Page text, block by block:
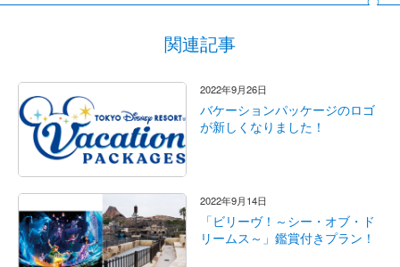
関連記事
2022年9月26日
バケーションパッケージのロゴ
が新しくなりました！
2022年9月14日
「ビリーヴ！～シー・オブ・ド
リームス～」鑑賞付きプラン！